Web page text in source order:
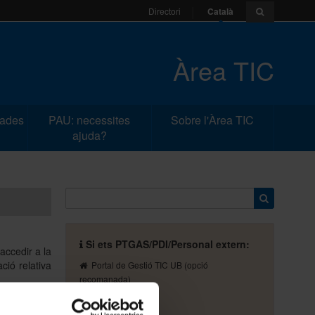
Directori Català
Àrea TIC
PAU: necessites
ajuda?
Sobre l'Àrea TIC
a la
relativa
Si ets PTGAS/PDI/Personal extern:
Portal de Gestió TIC UB (opció
recomanada)
pau@ub.edu